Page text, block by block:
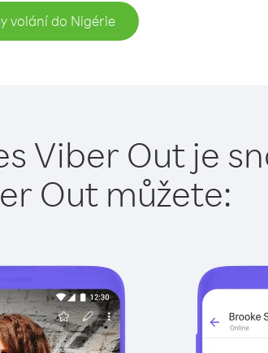
volání do Nigérie
Viber Out je
Out můžete: